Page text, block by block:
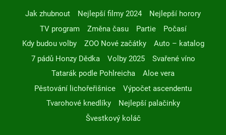
Jak zhubnout Nejlepší filmy 2024
Nejlepší horory
TV program
Změna času Partie
Počasí
Kdy budou volby
ZOO Nové začátky
Auto – katalog
7 pádů Honzy Dědka
Volby 2025
Svařené víno
Tatarák podle Pohlreicha
Aloe vera
Pěstování lichořeřišnice
Výpočet ascendentu
Tvarohové knedlíky
Nejlepší palačinky
Švestkový koláč